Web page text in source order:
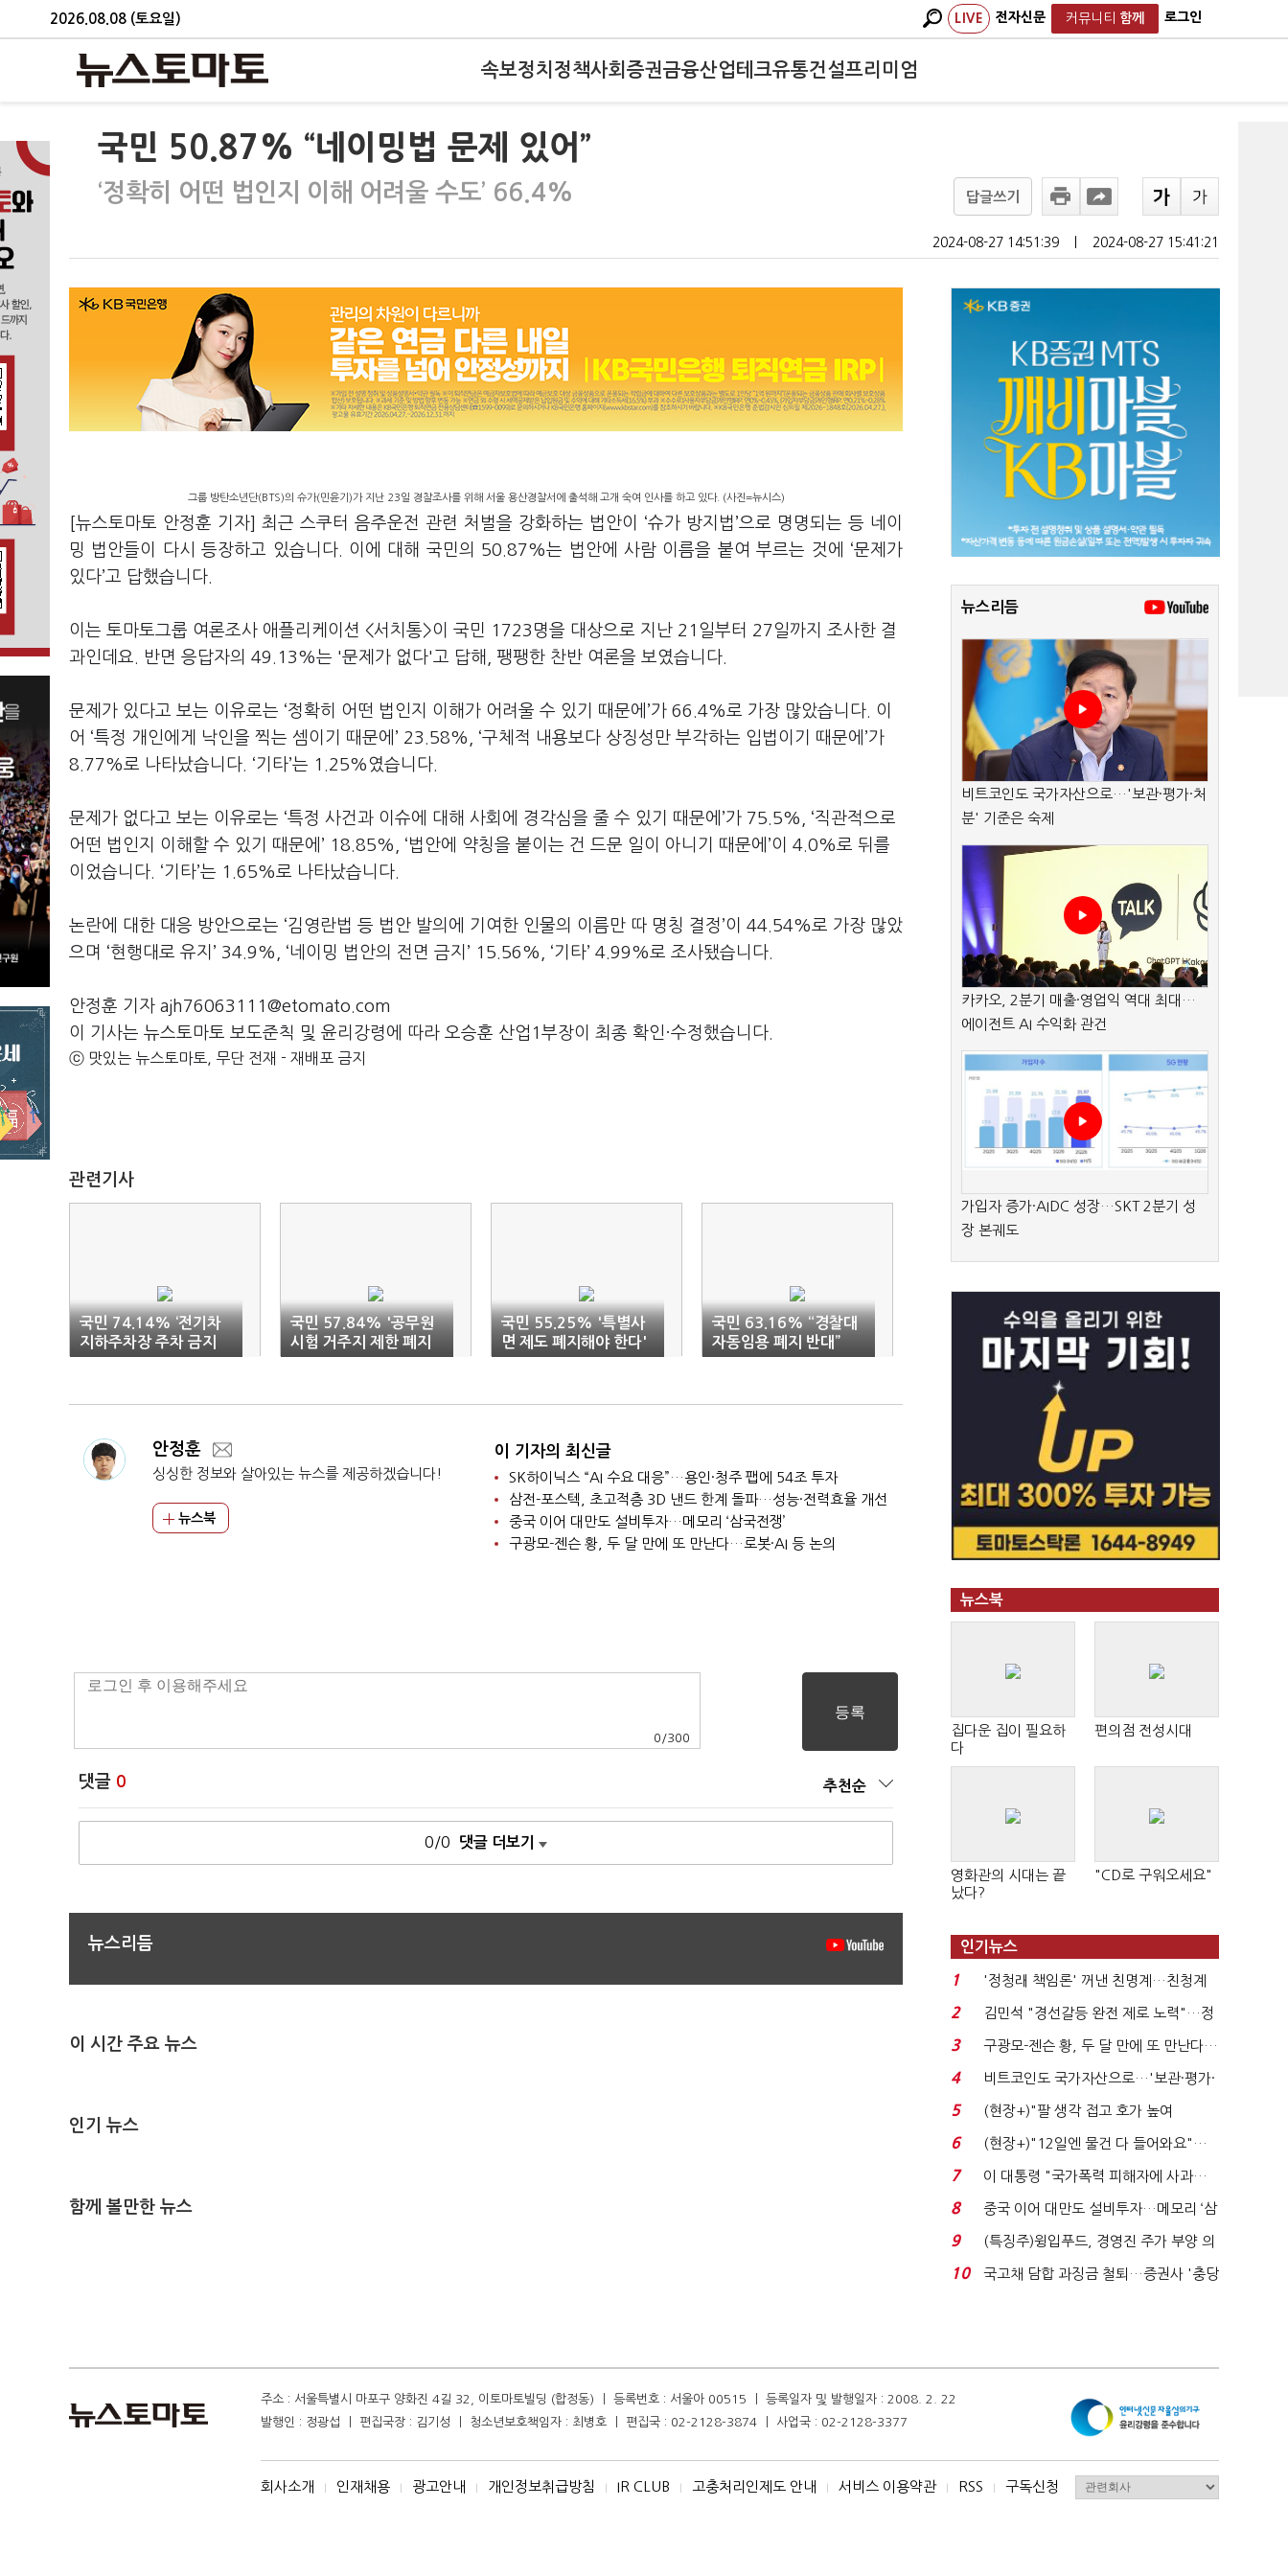
2026.08.08 (토요일) LIVE 전자신문 커뮤니티 함께 로그인
속보정치 정책사회 증권금융산업테크유통건설프리미엄
국민 50.87% “네이밍법 문제 있어”
‘정확히 어떤 법인지 이해 어려울 수도’ 66.4% 답글쓰기
2024-08-27 14:51:39 2024-08-27 15:41:21
그룹 방탄소년단(BTS)의 슈가(민윤기)가 지난 23일 경찰조사를 위해 서울 용산경찰서에 출석해 고개 숙여 인사를 하고 있다. (사진=뉴시스)
[뉴스토마토 안정훈 기자] 최근 스쿠터 음주운전 관련 처벌을 강화하는 법안이 ‘슈가 방지법’으로 명명되는 등 네이
밍 법안들이 다시 등장하고 있습니다. 이에 대해 국민의 50.87%는 법안에 사람 이름을 붙여 부르는 것에 ‘문제가
있다’고 답했습니다.
이는 토마토그룹 여론조사 애플리케이션 <서치통>이 국민 1723명을 대상으로 지난 21일부터 27일까지 조사한 결
과인데요. 반면 응답자의 49.13%는 '문제가 없다'고 답해, 팽팽한 찬반 여론을 보였습니다.
문제가 있다고 보는 이유로는 ‘정확히 어떤 법인지 이해가 어려울 수 있기 때문에’가 66.4%로 가장 많았습니다. 이
어 ‘특정 개인에게 낙인을 찍는 셈이기 때문에’ 23.58%, ‘구체적 내용보다 상징성만 부각하는 입법이기 때문에’가
8.77%로 나타났습니다. ‘기타’는 1.25%였습니다.
문제가 없다고 보는 이유로는 ‘특정 사건과 이슈에 대해 사회에 경각심을 줄 수 있기 때문에’가 75.5%, ‘직관적으로
어떤 법인지 이해할 수 있기 때문에’ 18.85%, ‘법안에 약칭을 붙이는 건 드문 일이 아니기 때문에’이 4.0%로 뒤를
이었습니다. ‘기타’는 1.65%로 나타났습니다.
논란에 대한 대응 방안으로는 ‘김영란법 등 법안 발의에 기여한 인물의 이름만 따 명칭 결정’이 44.54%로 가장 많았
으며 ‘현행대로 유지’ 34.9%, ‘네이밍 법안의 전면 금지’ 15.56%, ‘기타’ 4.99%로 조사됐습니다.
안정훈 기자 ajh76063111@etomato.com
이 기사는 뉴스토마토 보도준칙 및 윤리강령에 따라 오승훈 산업1부장이 최종 확인·수정했습니다.
ⓒ 맛있는 뉴스토마토, 무단 전재 - 재배포 금지
관련기사
국민 74.14% ‘전기차
지하주차장 주차 금지
찬성’
국민 57.84% '공무원
시험 거주지 제한 폐지
긍정적'
국민 55.25% '특별사
면 제도 폐지해야 한다'
국민 63.16% “경찰대
자동임용 폐지 반대”
안정훈
싱싱한 정보와 살아있는 뉴스를 제공하겠습니다!
뉴스북
이 기자의 최신글
SK하이닉스 “AI 수요 대응”…용인·청주 팹에 54조 투자
삼전-포스텍, 초고적층 3D 낸드 한계 돌파…성능·전력효율 개선
중국 이어 대만도 설비투자…메모리 ‘삼국전쟁’
구광모-젠슨 황, 두 달 만에 또 만난다…로봇·AI 등 논의
0 /300
댓글 0 추천순
0/0 댓글 더보기
뉴스리듬
이 시간 주요 뉴스
인기 뉴스
함께 볼만한 뉴스
뉴스리듬
비트코인도 국가자산으로…'보관·평가·처
분' 기준은 숙제
카카오, 2분기 매출·영업익 역대 최대…
에이전트 AI 수익화 관건
가입자 증가·AIDC 성장…SKT 2분기 성
장 본궤도
뉴스북
집다운 집이 필요하
다
편의점 전성시대
영화관의 시대는 끝
났다?
"CD로 구워오세요"
인기뉴스
1
'정청래 책임론' 꺼낸 친명계…친청계
는 추가투표 때리기...
2
김민석 "경선갈등 완전 제로 노력"…정
청래 "반명 공세 사...
3
구광모-젠슨 황, 두 달 만에 또 만난다…
로봇·AI 등 논...
4
비트코인도 국가자산으로…'보관·평가·
처분' 기준은 ...
5
(현장+)"팔 생각 접고 호가 높여
요"…'덜 똘똘한 한 채' 20...
6
(현장+)"12일엔 물건 다 들어와요"…
빈 매대 채우며 문 연 ...
7
이 대통령 "국가폭력 피해자에 사과…
적극적 조사로 진...
8
중국 이어 대만도 설비투자…메모리 ‘삼
국전쟁’
9
(특징주)윙입푸드, 경영진 주가 부양 의
지에 상한가...
10
국고채 담합 과징금 철퇴…증권사 '충당
주소 : 서울특별시 마포구 양화진 4길 32, 이토마토빌딩 (합정동) ㅣ 등록번호 : 서울아 00515 ㅣ 등록일자 및 발행일자 : 2008. 2. 22
발행인 : 정광섭 ㅣ 편집국장 : 김기성 ㅣ 청소년보호책임자 : 최병호 ㅣ 편집국 : 02-2128-3874 ㅣ 사업국 : 02-2128-3377
회사소개 I 인재채용 I 광고안내 I 개인정보취급방침 I IR CLUB I 고충처리인제도 안내 I 서비스 이용약관 I RSS I 구독신청